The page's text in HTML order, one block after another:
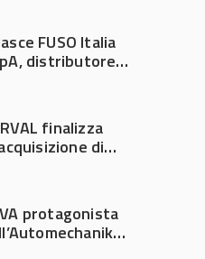
FUSO Italia
distributore
finalizza
di
protagonista